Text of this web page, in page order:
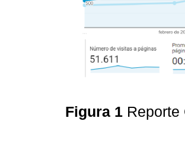
Figura 1